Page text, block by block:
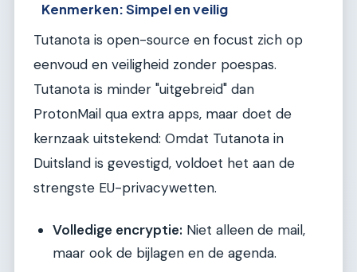
Kenmerken: Simpel en veilig
Tutanota is open-source en focust zich op
eenvoud en veiligheid zonder poespas.
Tutanota is minder "uitgebreid" dan
ProtonMail qua extra apps, maar doet de
kernzaak uitstekend: Omdat Tutanota in
Duitsland is gevestigd, voldoet het aan de
strengste EU-privacywetten.
Volledige encryptie: Niet alleen de mail,
maar ook de bijlagen en de agenda.